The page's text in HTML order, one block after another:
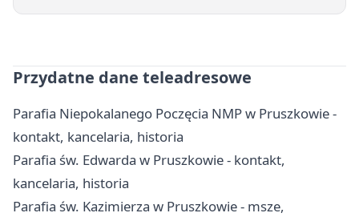
Przydatne dane teleadresowe
Parafia Niepokalanego Poczęcia NMP w Pruszkowie -
kontakt, kancelaria, historia
Parafia św. Edwarda w Pruszkowie - kontakt,
kancelaria, historia
Parafia św. Kazimierza w Pruszkowie - msze,